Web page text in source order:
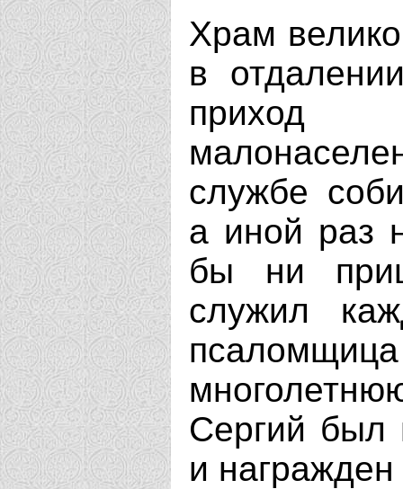
Храм
в
приход
службе
а иной раз
бы ни
служил
Сергий был
и